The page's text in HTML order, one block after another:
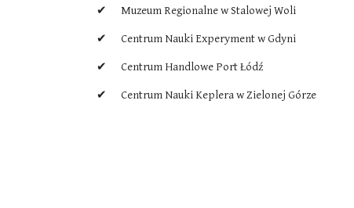
✔      Muzeum Regionalne w Stalowej Woli
✔      Centrum Nauki Experyment w Gdyni
✔      Centrum Handlowe Port Łódź
✔      Centrum Nauki Keplera w Zielonej Górze